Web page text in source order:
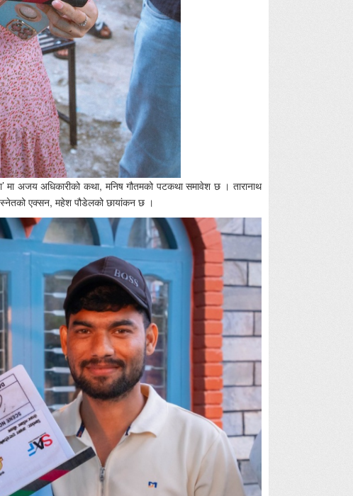
मा अजय अधिकारीको कथा, मनिष गौतमको पटकथा समावेश छ । तारानाथ
एक्सन, महेश पौडेलको छायांकन छ ।